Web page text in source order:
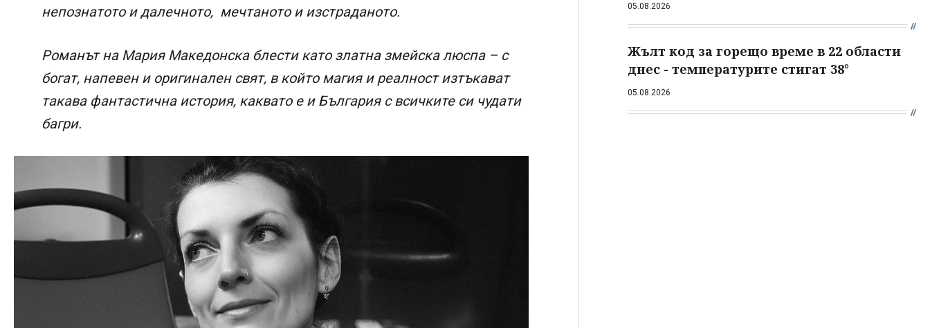
непознатото и далечното, мечтаното и изстраданото.
Романът на Мария Македонска блести като златна змейска люспа – с
богат, напевен и оригинален свят, в който магия и реалност изтъкават
такава фантастична история, каквато е и България с всичките си чудати
багри.
05.08.2026
Жълт код за горещо време в 22 области
днес - температурите стигат 38°
05.08.2026